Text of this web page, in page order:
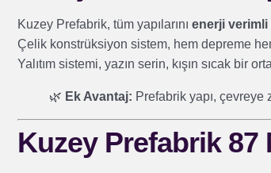
Kuzey Prefabrik, tüm yapılarını enerji verimli
Çelik konstrüksiyon sistem, hem depreme
Yalıtım sistemi, yazın serin, kışın sıcak bir
🌿 Ek Avantaj: Prefabrik yapı,
Kuzey Prefabrik 87